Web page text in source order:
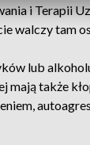
i Terapii
walczy tam
lub
mają także